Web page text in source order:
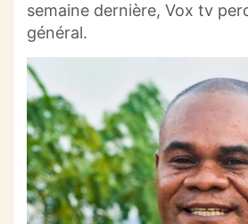
semaine dernière, Vox tv
général.